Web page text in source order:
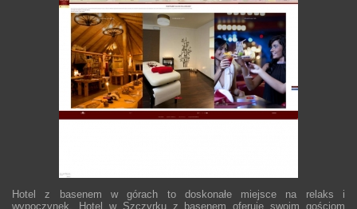
Hotel z basenem w górach to doskonałe miejsce na relaks i
wypoczynek. Hotel w Szczyrku z basenem oferuje swoim gościom